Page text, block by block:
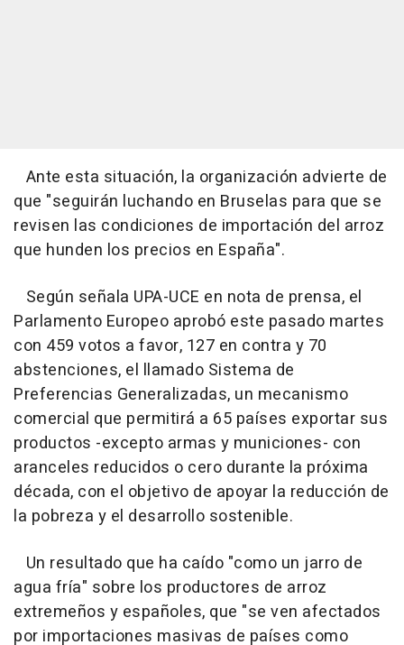
Ante esta situación, la organización advierte de
que "seguirán luchando en Bruselas para que se
revisen las condiciones de importación del arroz
que hunden los precios en España".
Según señala UPA-UCE en nota de prensa, el
Parlamento Europeo aprobó este pasado martes
con 459 votos a favor, 127 en contra y 70
abstenciones, el llamado Sistema de
Preferencias Generalizadas, un mecanismo
comercial que permitirá a 65 países exportar sus
productos -excepto armas y municiones- con
aranceles reducidos o cero durante la próxima
década, con el objetivo de apoyar la reducción de
la pobreza y el desarrollo sostenible.
Un resultado que ha caído "como un jarro de
agua fría" sobre los productores de arroz
extremeños y españoles, que "se ven afectados
por importaciones masivas de países como